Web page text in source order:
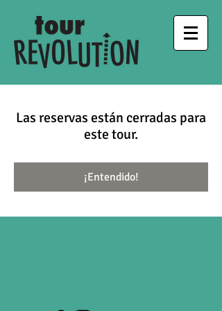
Las reservas están cerradas para
este tour.
¡Entendido!